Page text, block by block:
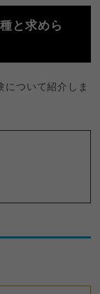
と求めら
ついて紹介しま